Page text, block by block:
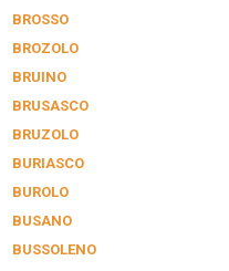
BROSSO
BROZOLO
BRUINO
BRUSASCO
BRUZOLO
BURIASCO
BUROLO
BUSANO
BUSSOLENO